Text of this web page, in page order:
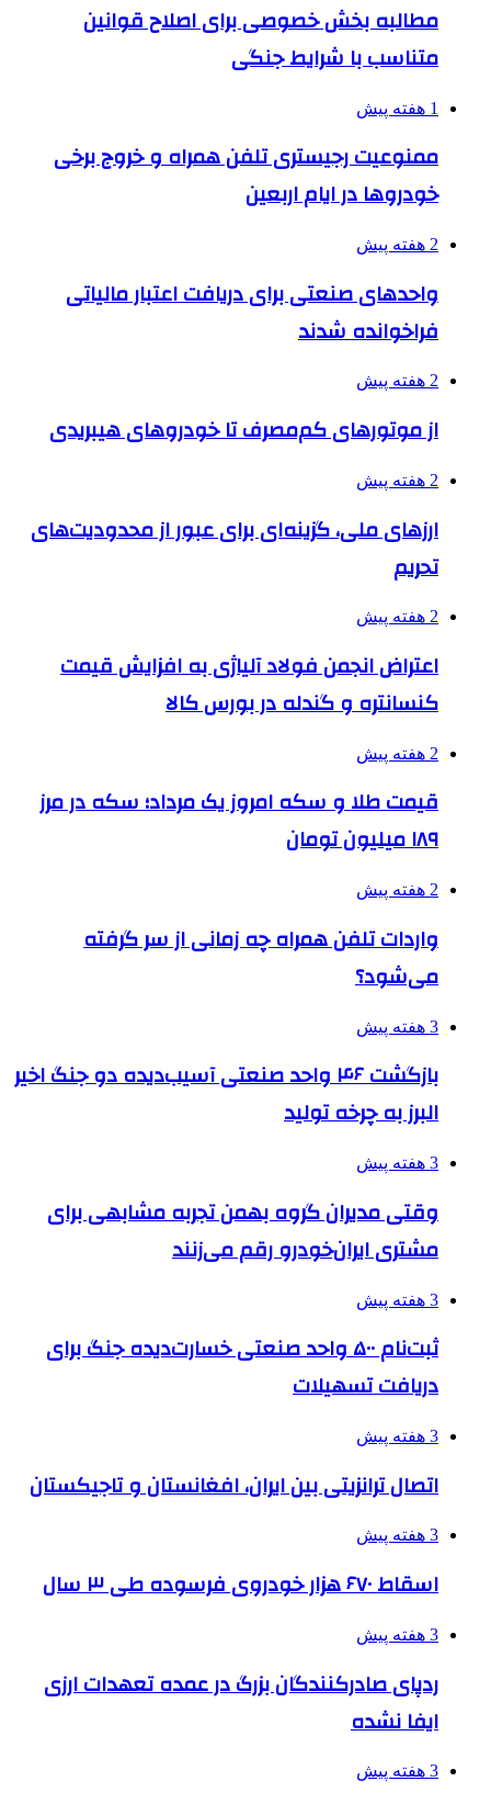
مطالبه بخش خصوصی برای اصلاح قوانین
متناسب با شرایط جنگی
1 هفته پیش
ممنوعیت رجیستری تلفن همراه و خروج برخی
خودروها در ایام اربعین
2 هفته پیش
واحدهای صنعتی برای دریافت اعتبار مالیاتی
فراخوانده شدند
2 هفته پیش
از موتورهای کم‌مصرف تا خودروهای هیبریدی
2 هفته پیش
ارزهای ملی، گزینه‌ای برای عبور از محدودیت‌های
تحریم
2 هفته پیش
اعتراض انجمن فولاد آلیاژی به افزایش قیمت
کنسانتره و گندله در بورس کالا
2 هفته پیش
قیمت طلا و سکه امروز یک مرداد؛ سکه در مرز
۱۸۹ میلیون تومان
2 هفته پیش
واردات تلفن همراه چه زمانی از سر گرفته
می‌شود؟
3 هفته پیش
بازگشت ۴۶ واحد صنعتی آسیب‌دیده دو جنگ اخیر
البرز به چرخه تولید
3 هفته پیش
وقتی مدیران گروه بهمن تجربه مشابهی برای
مشتری ایران‌خودرو رقم می‌زنند
3 هفته پیش
ثبت‌نام ۵۰۰ واحد صنعتی خسارت‌دیده جنگ برای
دریافت تسهیلات
3 هفته پیش
اتصال ترانزیتی بین ایران، افغانستان و تاجیکستان
3 هفته پیش
اسقاط ۶۷۰ هزار خودروی فرسوده طی ۳ سال
3 هفته پیش
ردپای صادرکنندگان بزرگ در عمده تعهدات ارزی
ایفا نشده
3 هفته پیش